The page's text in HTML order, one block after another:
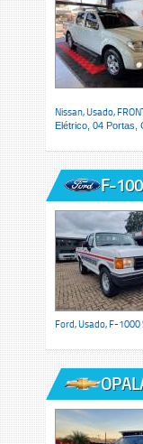
Nissan, Usado,
Elétrico, 04 Portas,
F-
Ford, Usado, F-1000